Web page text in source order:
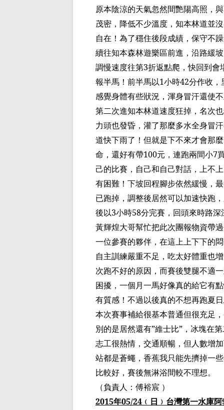
原本陰涼的天氣忽然間艷陽高照，
茂密，降低不少溫度，知本林道並
自在！為了穩住後段成績，保守不躁
續往知本森林遊樂區前進，沿路緩
調慢速度往第3折返點爬 ，快回到會
報半馬 ！前半馬以1小時42分作收，
感覺身體有些狀況，渾身冒汗還使
第二次進知本林道速度狂掉 ，名次
力頭也發昏，灌了那麼多水全身冒
道快下雨了！但就是下不來才會那
命，還好有帶100元，連跑兩間小7
己的比賽，自己和自己對話，上不
有困難！下坡回程腳步依然緩慢，
已跑掉，調整後居然可以加速快跑
後以3小時58分完賽，回頭來時路
黃輝煌大哥幫忙把此次團報物資帶
一位參賽的夥伴，在這上上下下的
自主訓練嚴重不足，吃太好體重也
次跑不好的原因，而賽後雙腿不適
困擾，一個月一馬好像真的給它有
有質感！不過以後真的不想再跑夏
本次賽事補給很基本普通但很充足
別的是居然還有”維士比” ，冰塊在
志工很熱情，交通順暢，但人數增
站都是蒼蠅，香蕉我只能先擠掉一
比較好，賽後無淋浴間較不理想。
（負責人： 傅裕宸 ）
2015年05/24 ﹙ 日 ﹚ 台灣第一水庫